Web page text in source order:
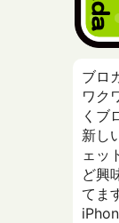
ブロ
ワク
くブ
新し
ェッ
ど興
てま